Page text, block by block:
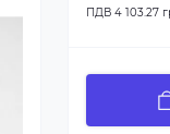
ПДВ 4 103.27